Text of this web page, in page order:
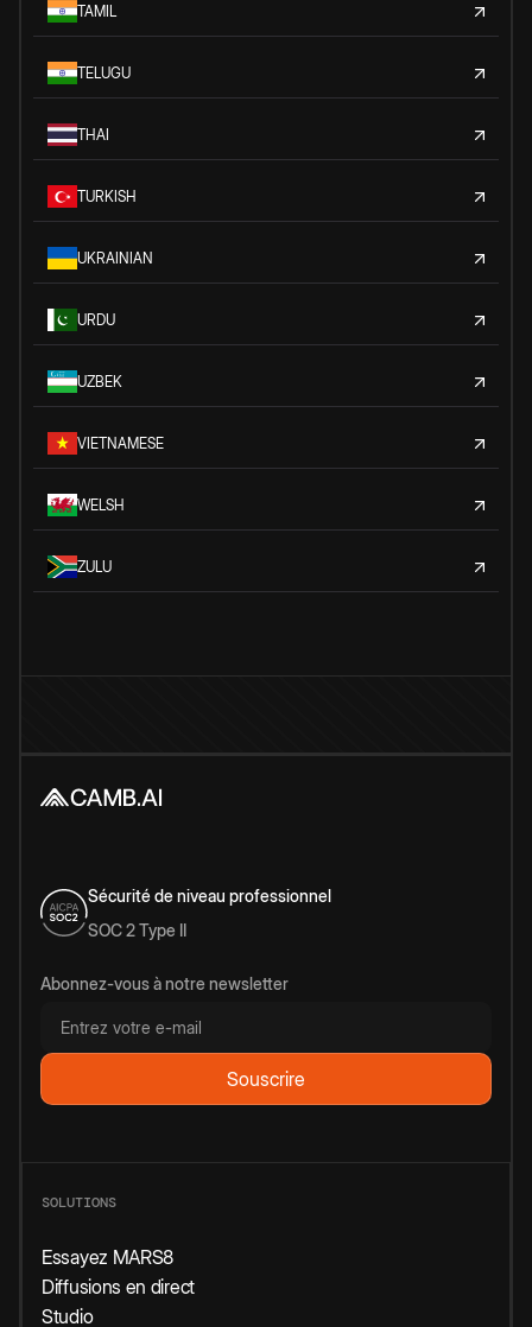
TAMIL
TELUGU
THAI
TURKISH
UKRAINIAN
URDU
UZBEK
VIETNAMESE
WELSH
ZULU
Sécurité de niveau professionnel
SOC 2 Type II
Abonnez-vous à notre newsletter
SOLUTIONS
Essayez MARS8
Diffusions en direct
Studio